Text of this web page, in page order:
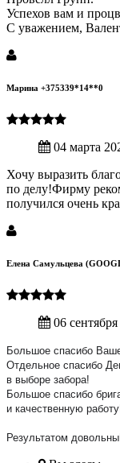
Успехов вам и
С уважением,
Марина +375339*14**0
04 марта
Хочу выразить
по делу!Фирму
получился очень
Елена Самульцева
06
Большое спасибо
Отдельное спасибо
в выборе забора!
Большое спасибо
и качественную
Результатом